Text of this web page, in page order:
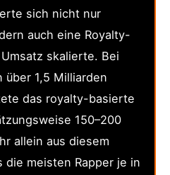
sich nicht nur
auch eine Royalty-
skalierte. Bei
über 1,5 Milliarden
das royalty-basierte
150–200
allein aus diesem
die meisten Rapper je in